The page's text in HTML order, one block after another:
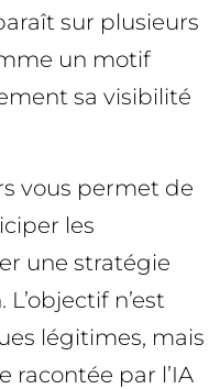
sur plusieurs
un motif
sa visibilité
vous permet de
les
une stratégie
n’est
légitimes, mais
racontée par l’IA